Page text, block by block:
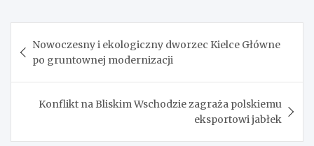
wpisu
Nowoczesny i ekologiczny dworzec Kielce Główne
po gruntownej modernizacji
Konflikt na Bliskim Wschodzie zagraża polskiemu
eksportowi jabłek